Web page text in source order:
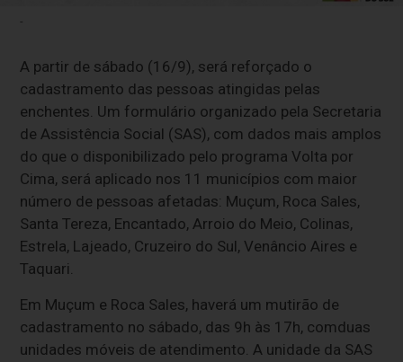
-
A partir de sábado (16/9), será reforçado o
cadastramento das pessoas atingidas pelas
enchentes. Um formulário organizado pela Secretaria
de Assistência Social (SAS), com dados mais amplos
do que o disponibilizado pelo programa Volta por
Cima, será aplicado nos 11 municípios com maior
número de pessoas afetadas: Muçum, Roca Sales,
Santa Tereza, Encantado, Arroio do Meio, Colinas,
Estrela, Lajeado, Cruzeiro do Sul, Venâncio Aires e
Taquari.
Em Muçum e Roca Sales, haverá um mutirão de
cadastramento no sábado, das 9h às 17h, comduas
unidades móveis de atendimento. A unidade da SAS